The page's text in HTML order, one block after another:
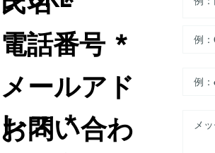
電話番号 *
メールアド
レス *
お問い合わ